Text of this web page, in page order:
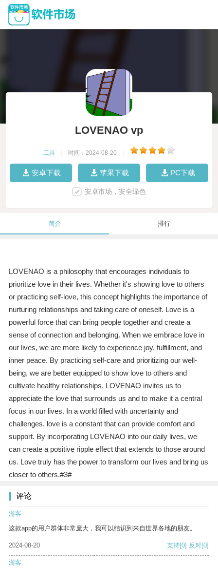
LOVENAO vp
工具 时间：2024-08-20
安卓下载 苹果下载 PC下载
安卓市场，安全绿色
简介 排行
LOVENAO is a philosophy that encourages individuals to
prioritize love in their lives. Whether it's showing love to others
or practicing self-love, this concept highlights the importance of
nurturing relationships and taking care of oneself. Love is a
powerful force that can bring people together and create a
sense of connection and belonging. When we embrace love in
our lives, we are more likely to experience joy, fulfillment, and
inner peace. By practicing self-care and prioritizing our well-
being, we are better equipped to show love to others and
cultivate healthy relationships. LOVENAO invites us to
appreciate the love that surrounds us and to make it a central
focus in our lives. In a world filled with uncertainty and
challenges, love is a constant that can provide comfort and
support. By incorporating LOVENAO into our daily lives, we
can create a positive ripple effect that extends to those around
us. Love truly has the power to transform our lives and bring us
closer to others.#3#
评论
游客
这款app的用户群体非常庞大，我可以结识到来自世界各地的朋友。
2024-08-20 支持[0] 反对[0]
游客